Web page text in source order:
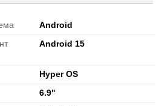
Android
Android 15
Hyper OS
6.9"